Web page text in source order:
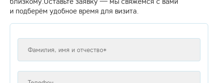
и подберём удобное время для визита.